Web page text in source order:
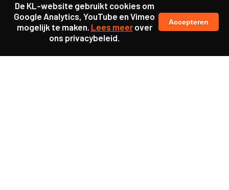
De KL-website gebruikt cookies om
Google Analytics, YouTube en Vimeo
mogelijk te maken. Lees meerover
ons privacybeleid.
Accepteren